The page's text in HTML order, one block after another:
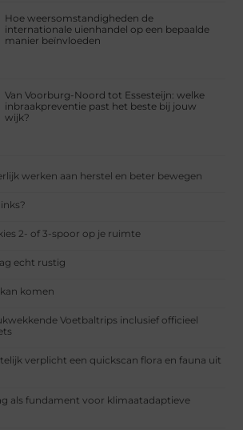
Hoe weersomstandigheden de
internationale uienhandel op een bepaalde
manier beïnvloeden
Van Voorburg-Noord tot Essesteijn: welke
inbraakpreventie past het beste bij jouw
wijk?
werken aan herstel en beter bewegen
2- of 3-spoor op je ruimte
echt rustig
komen
Voetbaltrips inclusief officieel
verplicht een quickscan flora en fauna uit
als fundament voor klimaatadaptieve